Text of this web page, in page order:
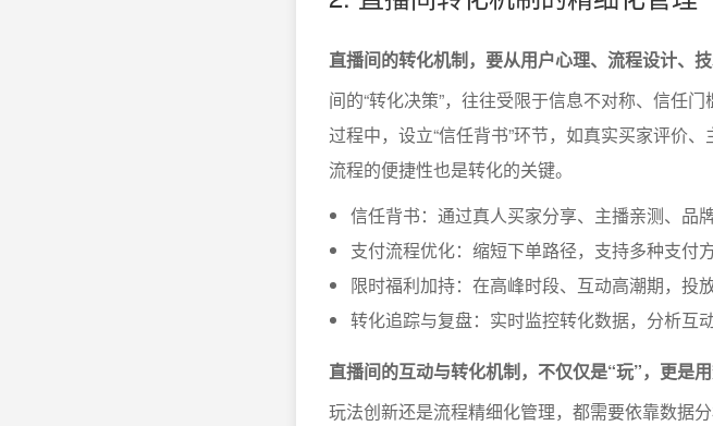
直播间的转化机制，要从用户心理、流程设计、
间的“转化决策”，往往受限于信息不对称、信任
过程中，设立“信任背书”环节，如真实买家评价
流程的便捷性也是转化的关键。
信任背书：通过真人买家分享、主播亲测、品
支付流程优化：缩短下单路径，支持多种支付
限时福利加持：在高峰时段、互动高潮期，投
转化追踪与复盘：实时监控转化数据，分析互
直播间的互动与转化机制，不仅仅是“玩”，更是
玩法创新还是流程精细化管理，都需要依靠数据